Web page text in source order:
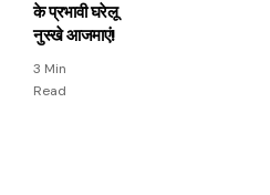
के प्रभावी घरेलू
नुस्खे आजमाएं!
3 Min
Read